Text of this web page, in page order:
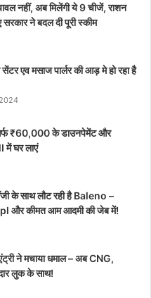
नहीं, अब मिलेंगी ये 9 चीजें, राशन
सरकार ने बदल दी पूरी स्कीम
एव मसाज पार्लर की आड़ मे हो रहा है
घर लाएं
और कीमत आम आदमी की जेब में!
लुक के साथ!